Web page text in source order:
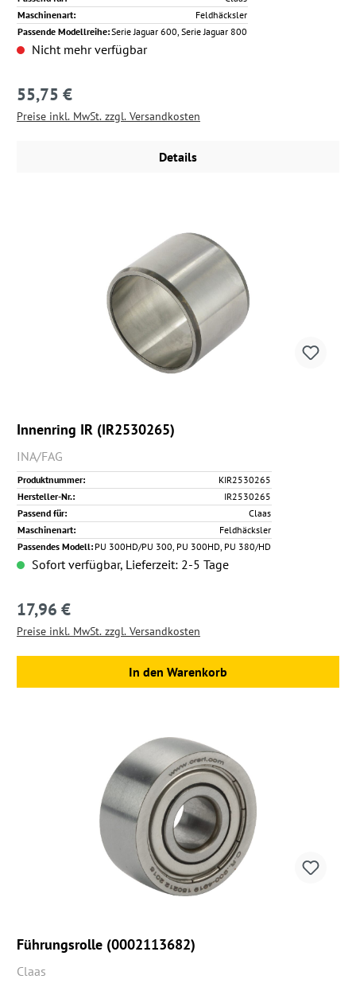
Maschinenart:
Feldhäcksler
Passende Modellreihe:Serie Jaguar 600, Serie Jaguar 800
Nicht mehr verfügbar
Regulärer Preis:
55,75 €
Preise inkl. MwSt. zzgl. Versandkosten
Details
Innenring IR (IR2530265)
INA/FAG
Produktnummer:
KIR2530265
Hersteller-Nr.:
IR2530265
Passend für:
Claas
Maschinenart:
Feldhäcksler
Passendes Modell: PU 300HD/PU 300, PU 300HD, PU 380/HD
Sofort verfügbar, Lieferzeit: 2-5 Tage
Regulärer Preis:
17,96 €
Preise inkl. MwSt. zzgl. Versandkosten
In den Warenkorb
Führungsrolle (0002113682)
Claas